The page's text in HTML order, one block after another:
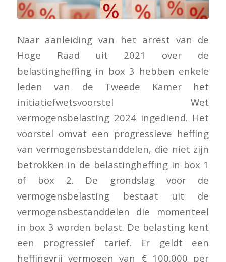
Naar aanleiding van het arrest van de
Hoge Raad uit 2021 over de
belastingheffing in box 3 hebben enkele
leden van de Tweede Kamer het
initiatiefwetsvoorstel Wet
vermogensbelasting 2024 ingediend. Het
voorstel omvat een progressieve heffing
van vermogensbestanddelen, die niet zijn
betrokken in de belastingheffing in box 1
of box 2. De grondslag voor de
vermogensbelasting bestaat uit de
vermogensbestanddelen die momenteel
in box 3 worden belast. De belasting kent
een progressief tarief. Er geldt een
heffingvrij vermogen van € 100.000 per